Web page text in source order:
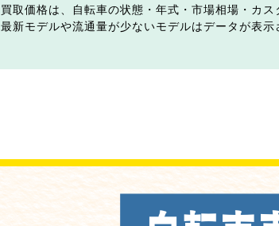
買取価格は、自転車の状態・年式・市場相場・カ
最新モデルや流通量が少ないモデルはデータが表示